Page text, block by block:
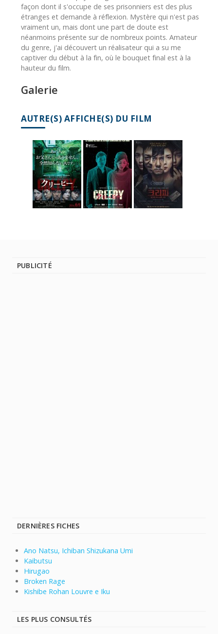
façon dont il s'occupe de ses prisonniers est des plus
étranges et demande à réflexion. Mystère qui n'est pas
vraiment un, mais dont une part de doute est
néanmoins présente sur de nombreux points. Amateur
du genre, j'ai découvert un réalisateur qui a su me
captiver du début à la fin, où le bouquet final est à la
hauteur du film.
Galerie
AUTRE(S) AFFICHE(S) DU FILM
PUBLICITÉ
DERNIÈRES FICHES
Ano Natsu, Ichiban Shizukana Umi
Kaibutsu
Hirugao
Broken Rage
Kishibe Rohan Louvre e Iku
LES PLUS CONSULTÉS